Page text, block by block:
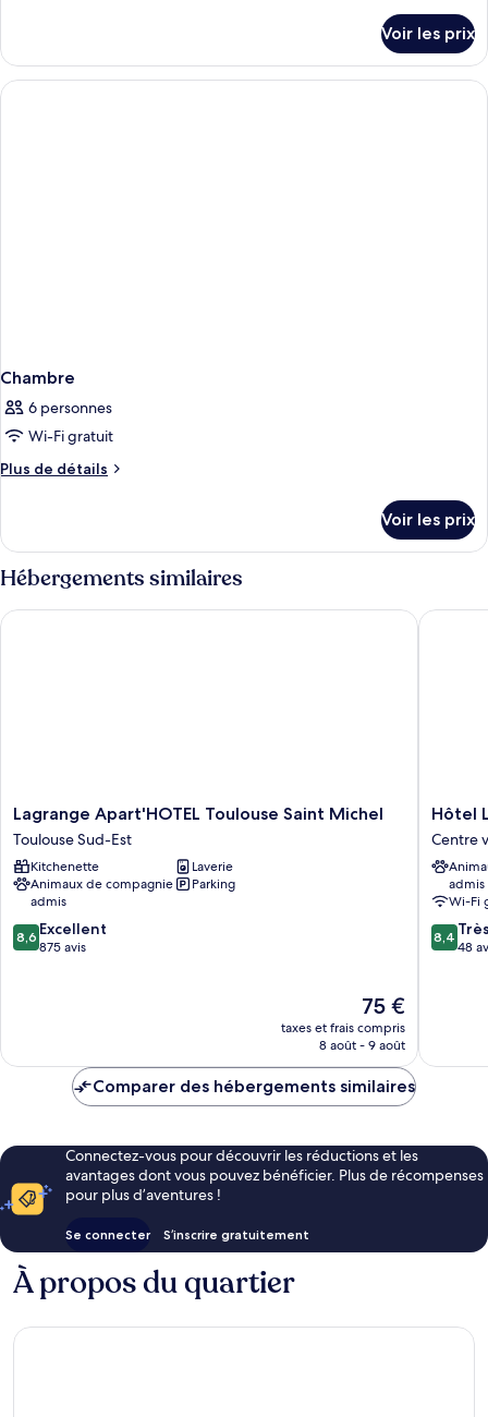
Appartement,
chambres
le
type
de
Voir les prix
Chambre
6 personnes
Wi-Fi gratuit
Plus de détails
Plus
le
type
de
chambre
Chambre
Voir les prix
Hébergements similaires
Lagrange
Apart'HOTEL
Toulouse
Saint
Michel
Toulouse
Sud-
Est
Lagrange Apart'HOTEL Toulouse Saint Michel
Toulouse Sud-Est
Kitchenette
Laverie
Animaux de compagnie
admis
Parking
8.6
sur
8,6 Excellent
875 avis
Le
nouveau
prix
de
75 €
taxes et frais compris
8 août - 9 août
Lagrange Apart'HOTEL Toulouse Saint Michel
Hôtel
Le
Centre
ville
de
Hôtel
admis
Wi-Fi
8.4
sur
8,4
48
Hôtel
Comparer des hébergements similaires
Connectez-vous pour découvrir les réductions et les
avantages dont vous pouvez bénéficier. Plus de récompenses
pour plus d’aventures !
Se connecter S’inscrire gratuitement
À propos du quartier